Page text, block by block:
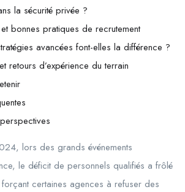
la sécurité privée ?
bonnes pratiques de recrutement
avancées font-elles la différence ?
retours d’expérience du terrain
lors des grands événements
le déficit de personnels qualifiés a frôlé
certaines agences à refuser des